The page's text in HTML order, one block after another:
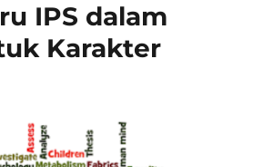
IPS dalam
Karakter